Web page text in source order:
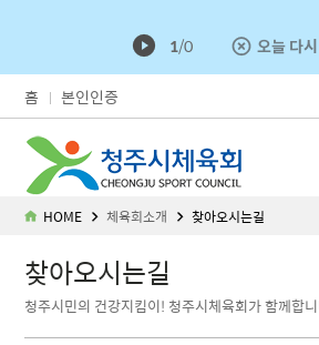
1/0 오늘 다
청주시체육회
홈 본인인증
HOME 체육회소개 찾아오시는길
찾아오시는길
청주시민의 건강지킴이! 청주시체육회가 함께합